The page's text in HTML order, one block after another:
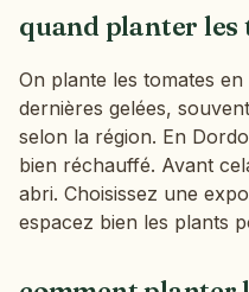
quand planter les
On plante les tomates
dernières gelées,
selon la région. En
bien réchauffé. Avant
abri. Choisissez une
espacez bien les plants